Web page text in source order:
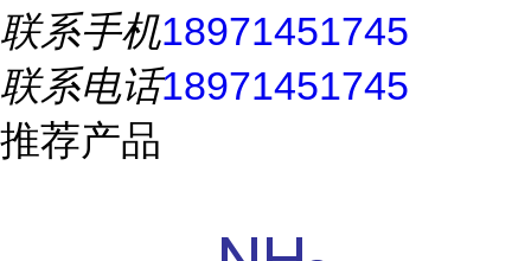
联系手机18971451745
联系电话18971451745
推荐产品